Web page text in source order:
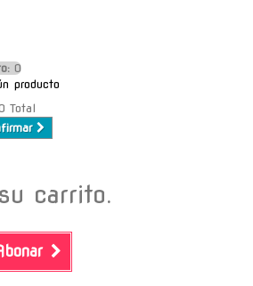
O
producto
Total
carrito.